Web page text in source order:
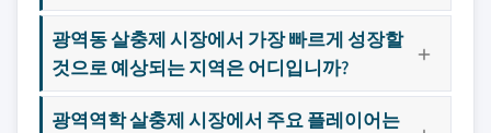
광역동 살충제 시장에서 가장 빠르게 성장할
것으로 예상되는 지역은 어디입니까?
광역역학 살충제 시장에서 주요 플레이어는